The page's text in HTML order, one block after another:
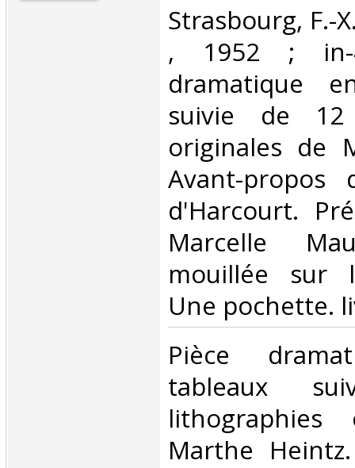
‎Strasbourg, F.-
, 1952 ; in-
dramatique
suivie de 12
originales de
Avant-propos
d'Harcourt.
Marcelle
mouillée sur
Une pochette.
‎Pièce
tableaux
lithographies
Marthe